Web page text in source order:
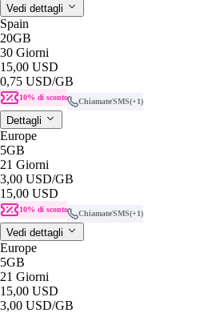
Vedi dettagli
Spain
20GB
30 Giorni
15,00 USD
0,75 USD/GB
10% di sconto Chiamate/SMS(+1)
Dettagli
Europe
5GB
21 Giorni
3,00 USD/GB
15,00 USD
10% di sconto Chiamate/SMS(+1)
Vedi dettagli
Europe
5GB
21 Giorni
15,00 USD
3,00 USD/GB